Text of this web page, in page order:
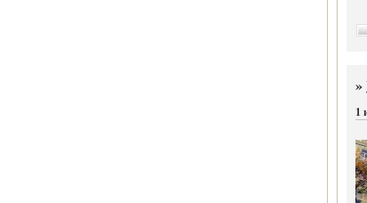
»
1